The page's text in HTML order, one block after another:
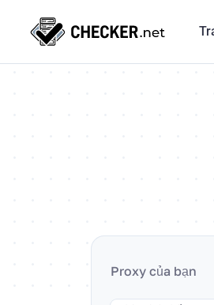
Proxy của bạn